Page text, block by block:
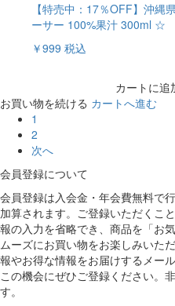
【特売中：17％OFF】沖縄
ーサー 100%果汁 300ml ☆
￥999 税込
カートに追
お買い物を続ける カートへ進む
1
2
次へ
会員登録について
会員登録は入会金・年会費無料で
加算されます。ご登録いただくこ
報の入力を省略でき、商品を「お
ムーズにお買い物をお楽しみいた
報やお得な情報をお届けするメー
この機会にぜひご登録ください。
す。